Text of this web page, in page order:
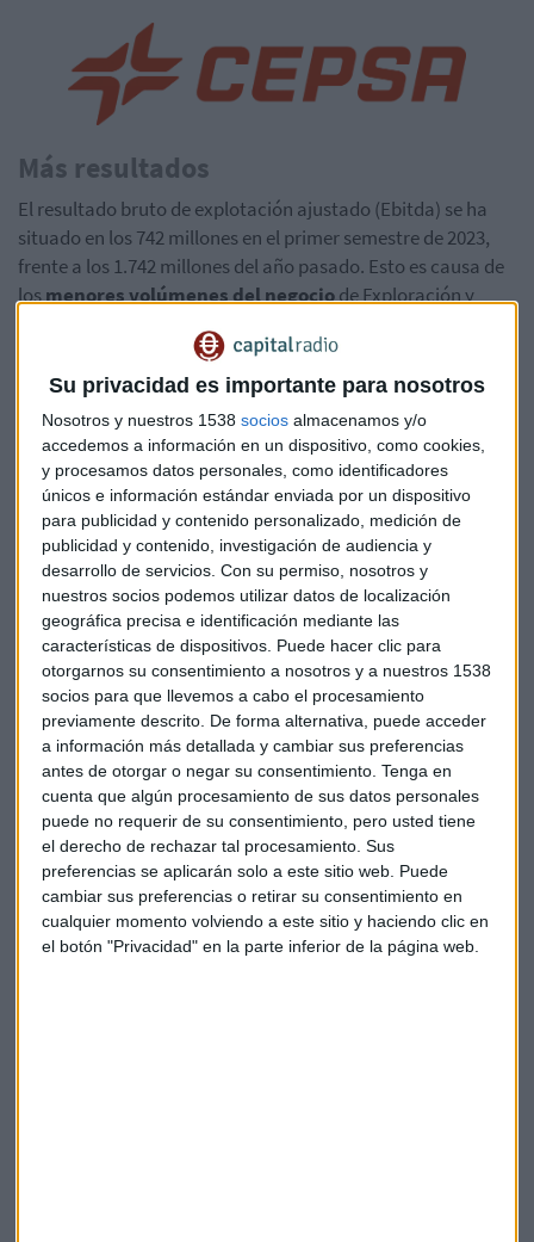
Su privacidad es importante para nosotros
Nosotros y nuestros 1538 socios almacenamos y/o
accedemos a información en un dispositivo, como cookies,
y procesamos datos personales, como identificadores
únicos e información estándar enviada por un dispositivo
para publicidad y contenido personalizado, medición de
publicidad y contenido, investigación de audiencia y
desarrollo de servicios. Con su permiso, nosotros y
nuestros socios podemos utilizar datos de localización
geográfica precisa e identificación mediante las
características de dispositivos. Puede hacer clic para
otorgarnos su consentimiento a nosotros y a nuestros 1538
socios para que llevemos a cabo el procesamiento
previamente descrito. De forma alternativa, puede acceder
a información más detallada y cambiar sus preferencias
antes de otorgar o negar su consentimiento. Tenga en
cuenta que algún procesamiento de sus datos personales
puede no requerir de su consentimiento, pero usted tiene
el derecho de rechazar tal procesamiento. Sus
preferencias se aplicarán solo a este sitio web. Puede
cambiar sus preferencias o retirar su consentimiento en
cualquier momento volviendo a este sitio y haciendo clic en
el botón "Privacidad" en la parte inferior de la página web.
Más resultados
El resultado bruto de explotación ajustado (Ebitda) se ha
situado en los 742 millones en el primer semestre de 2023,
frente a los 1.742 millones del año pasado. Esto es causa de
losmenores volúmenes del negociode Exploración y
disminución de los precios del crudo.
En cuanto a la
, esta se ha reducido a
millones de euros, con una ratio de apalancamiento que
aumentó a 1,4 veces, por el menor Ebitda tras la venta de
activos a Abu Dabi. La liquidez se mantiene sólida en 4.100
millones de euros, lo que cubre 4,3 años de vencimientos de
deuda.
Por otro lado, los márgenes de refinose mantiene en
buenos niveles, aunque más bajos que los del primer
semestre de hace un año y se reducen a los 7,6 dólares por
barril. De esta forma, el grupo cierra el semestre con unas
pérdidas netas de 393 millonesde euros frente a las
ganancias de 841 millones de hace un año.
Además, la empresa destacatres áreas de negocio,
Energía, Química y Exploración y Producción, demostrando
resiliencia en un segundo trimestre del año marcado por un
entorno de mercado difícil.
Sostenibilidad